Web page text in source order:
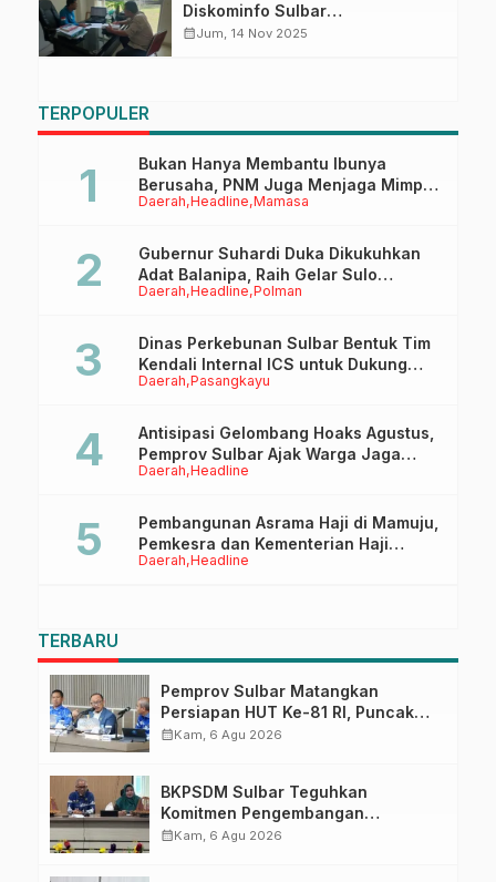
Diskominfo Sulbar
Selenggarakan SKM Terhadap
calendar_monthJum, 14 Nov 2025
TERPOPULER
Daerah Headline Mamasa
Bukan Hanya Membantu Ibunya
Berusaha, PNM Juga Menjaga Mimpi
Anaknya Untuk Menggapai Cita-Cita
Daerah Headline Polman
Gubernur Suhardi Duka Dikukuhkan
Adat Balanipa, Raih Gelar Sulo
Tappidena
Daerah Pasangkayu
Dinas Perkebunan Sulbar Bentuk Tim
Kendali Internal ICS untuk Dukung
Sertifikasi ISPO Pekebun di
Daerah Headline
Antisipasi Gelombang Hoaks Agustus,
Pemprov Sulbar Ajak Warga Jaga
Ruang Digital
Daerah Headline
Pembangunan Asrama Haji di Mamuju,
Pemkesra dan Kementerian Haji
Sulbar Tinjau Lokasi
TERBARU
Pemprov Sulbar Matangkan
Persiapan HUT Ke-81 RI, Puncak
Upacara di Lapangan Ahmad
calendar_monthKam, 6 Agu 2026
BKPSDM Sulbar Teguhkan
Komitmen Pengembangan
Kompetensi ASN melalui
calendar_monthKam, 6 Agu 2026